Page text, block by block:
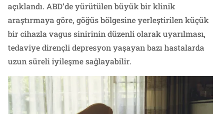
açıklandı. ABD’de yürütülen büyük bir klinik
araştırmaya göre, göğüs bölgesine yerleştirilen küçük
bir cihazla vagus sinirinin düzenli olarak uyarılması,
tedaviye dirençli depresyon yaşayan bazı hastalarda
uzun süreli iyileşme sağlayabilir.